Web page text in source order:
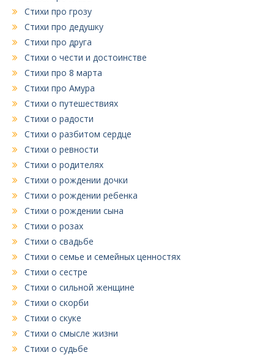
Стихи про грозу
Стихи про дедушку
Стихи про друга
Стихи о чести и достоинстве
Стихи про 8 марта
Стихи про Амура
Стихи о путешествиях
Стихи о радости
Стихи о разбитом сердце
Стихи о ревности
Стихи о родителях
Стихи о рождении дочки
Стихи о рождении ребенка
Стихи о рождении сына
Стихи о розах
Стихи о свадьбе
Стихи о семье и семейных ценностях
Стихи о сестре
Стихи о сильной женщине
Стихи о скорби
Стихи о скуке
Стихи о смысле жизни
Стихи о судьбе